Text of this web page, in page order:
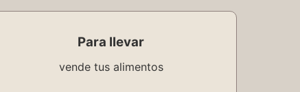
Para llevar
vende tus alimentos